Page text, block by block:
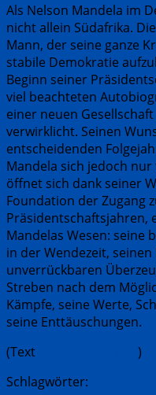
Als Nelson Mandela im
nicht allein Südafrika.
Mann, der seine ganze
stabile Demokratie
Beginn seiner
viel beachteten
einer neuen
verwirklicht. Seinen
entscheidenden
Mandela sich jedoch
öffnet sich dank seiner
Foundation der Zugang
Präsidentschaftsjahren,
Mandelas Wesen: seine
in der Wendezeit,
unverrückbaren
Streben nach dem
Kämpfe, seine Werte,
seine Enttäuschungen.
(Text
)
Schlagwörter: